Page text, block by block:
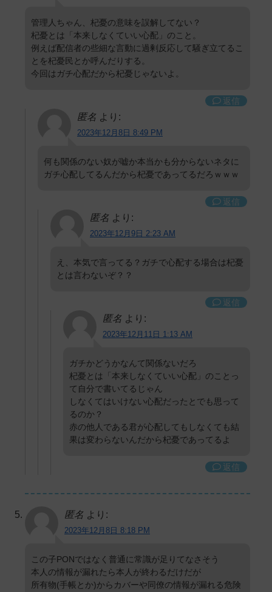
管理人ちゃん、杞憂の意味を誤解してない？
杞憂とは「本来しなくていい心配」のこと。
例えば配信者の些細な言動に過剰反応して騒ぎ立てるこ
とを杞憂民とか呼んだりする。
今回はガチ心配だから杞憂じゃないよ。
返信
匿名 より:
2023年12月8日 8:49 PM
何も関係のない奴が嘘か本当かも分からないネタに
ガチ心配してるんだから杞憂であってるだろｗｗｗ
返信
匿名 より:
2023年12月9日 2:23 AM
え、本気で言ってる？ガチで心配する場合は杞憂
とは言わないぞ？？
返信
匿名 より:
2023年12月11日 1:13 AM
ガチかどうかなんて関係ないだろ
杞憂とは「本来しなくていい心配」のことっ
て自分で書いてるじゃん
しなくてはいけない心配だったとでも思って
るのか？
赤の他人である君が心配してもしなくても結
果は変わらないんだから杞憂であってるよ
返信
匿名 より:
2023年12月8日 8:18 PM
この子PONではなく普通に常識が足りてなさそう
本人の情報が漏れたら本人が終わるだけだが
所有物(手帳とか)からカバーや同僚の情報が漏れる危険